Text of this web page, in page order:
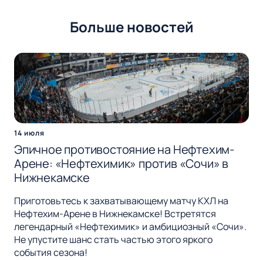
Больше новостей
14 июля
Эпичное противостояние на Нефтехим-
Арене: «Нефтехимик» против «Сочи» в
Нижнекамске
Приготовьтесь к захватывающему матчу КХЛ на
Нефтехим-Арене в Нижнекамске! Встретятся
легендарный «Нефтехимик» и амбициозный «Сочи».
Не упустите шанс стать частью этого яркого
события сезона!